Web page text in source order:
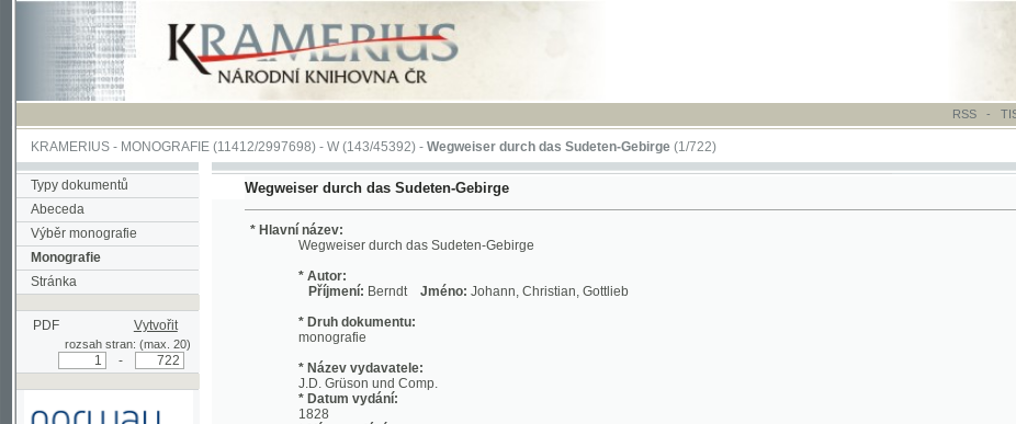
RSS - TISK-NÁPOVĚDA
KRAMERIUS-MONOGRAFIE(11412/2997698) -W (143/45392)-Wegweiser durch das Sudeten-Gebirge(1/722)
Typy dokumentů
Abeceda
Výběr monografie
Monografie
Stránka
PDF Vytvořit
rozsah stran: (max. 20)
Wegweiser durch das Sudeten-Gebirge
* Hlavní název:
Wegweiser durch das Sudeten-Gebirge
* Autor:
* Druh dokumentu:
* Název vydavatele:
J.D. Grüson und Comp.
* Datum vydání:
* Místo vydání:
Breslau